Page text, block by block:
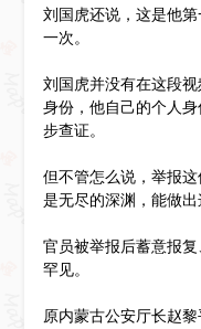
刘国虎还说，这是他
一次。
刘国虎并没有在这段
身份，他自己的个人
步查证。
但不管怎么说，举报
是无尽的深渊，能做出
官员被举报后蓄意报
罕见。
原内蒙古公安厅长赵